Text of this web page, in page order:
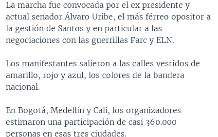
La marcha fue convocada por el ex presidente y
actual senador Álvaro Uribe, el más férreo opositor a
la gestión de Santos y en particular a las
negociaciones con las guerrillas Farc y ELN.
Los manifestantes salieron a las calles vestidos de
amarillo, rojo y azul, los colores de la bandera
nacional.
En Bogotá, Medellín y Cali, los organizadores
estimaron una participación de casi 360.000
personas en esas tres ciudades.